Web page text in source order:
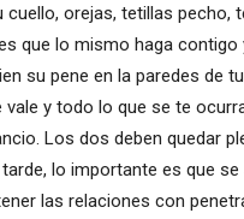
cuello, orejas, tetillas
que lo mismo haga
su pene en la paredes de
y todo lo que se te
Los dos deben quedar
lo importante es que
las relaciones con